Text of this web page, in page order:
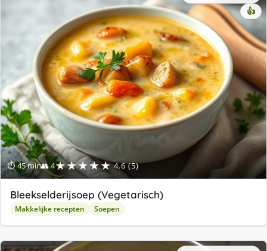
⏱ 45 min👥 4★★★★★ 4.6 (5)
👍
Bleekselderijsoep (Vegetarisch)
Makkelijke recepten Soepen